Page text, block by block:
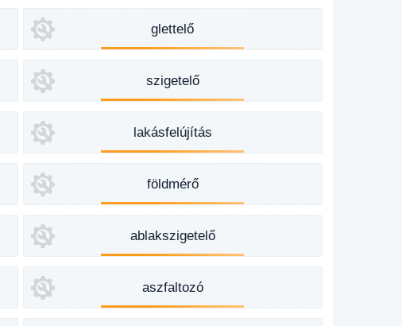
glettelő
szigetelő
lakásfelújítás
földmérő
ablakszigetelő
aszfaltozó